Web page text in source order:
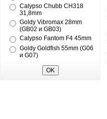
Calypso Chubb CH318
31,8mm
Goldy Vibromax 28mm
(GB02 и GB03)
Calypso Fantom F4 45mm
Goldy Goldfish 55mm (G06
и G07)